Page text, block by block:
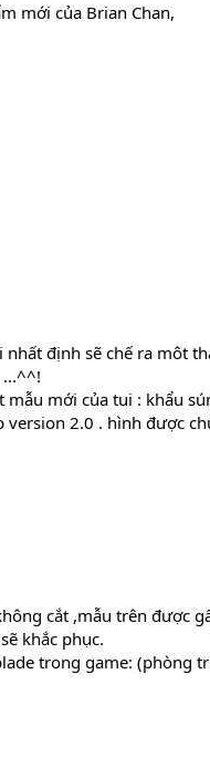
mới của Brian Chan,
nhất định sẽ chế ra môt
...^^!
mới của tui : khẩu
version 2.0 . hình được
cắt ,mẫu trên được
khắc phục.
trong game: (phòng